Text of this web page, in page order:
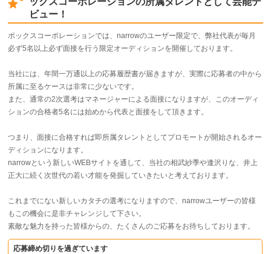
ビュー！
ボックスコーポレーションでは、narrowのユーザー限定で、弊社代表が毎月
必ず5名以上必ず面接を行う限定オーディションを開催しております。
当社には、年間一万通以上の応募履歴書が届きますが、実際に応募者の中から
所属に至るケースは非常に少ないです。
また、通常の2次選考はマネージャーによる面接になりますが、このオーディ
ションの合格者5名には始めから代表と面接をして頂きます。
つまり、面接に合格すれば即所属タレントとしてプロモートが開始されるオー
ディションになります。
narrowという新しいWEBサイトを通して、当社の相武紗季や逢沢りな、井上
正大に続く次世代の若い才能を発掘していきたいと考えております。
これまでにない新しいカタチの選考になりますので、narrowユーザーの皆様
もこの機会に是非チャレンジして下さい。
素敵な魅力を持った皆様からの、たくさんのご応募をお待ちしております。
応募締め切りを過ぎています